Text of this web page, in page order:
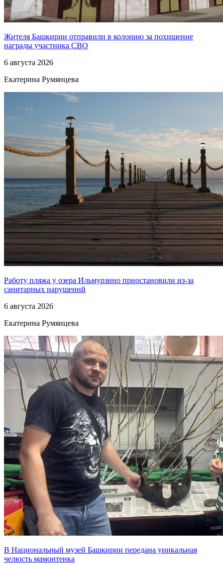
Жителя Башкирии отправили в колонию за похищение
награды участника СВО
6 августа 2026
Екатерина Румянцева
Работу пляжа у озера Ильмурзино приостановили из-за
санитарных нарушений
6 августа 2026
Екатерина Румянцева
В Национальный музей Башкирии передана уникальная
челюсть мамонтенка